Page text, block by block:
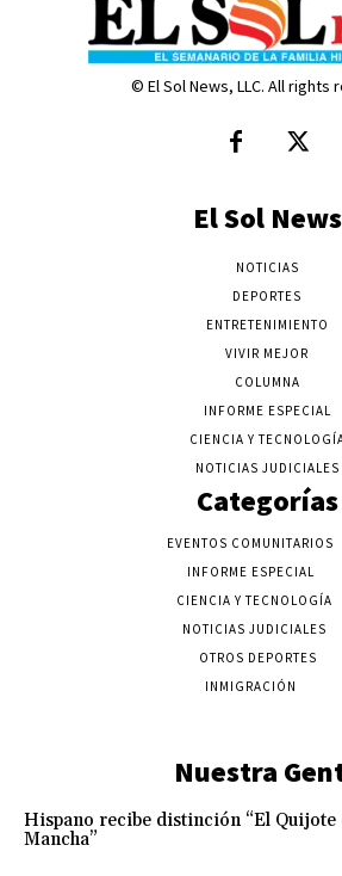
© El Sol News, LLC. All rights
El Sol News
NOTICIAS
DEPORTES
ENTRETENIMIENTO
VIVIR MEJOR
COLUMNA
INFORME ESPECIAL
CIENCIA Y
NOTICIAS JUDICIALES
Categorías
EVENTOS COMUNITARIOS
INFORME ESPECIAL
CIENCIA Y TECNOLOGÍA
NOTICIAS JUDICIALES
OTROS DEPORTES
INMIGRACIÓN
Nuestra
Hispano recibe distinción “El Quijote
Mancha”